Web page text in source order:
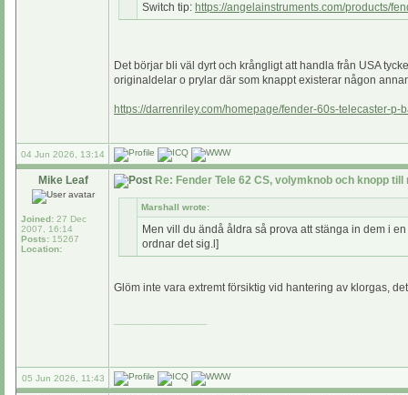
Switch tip: https://angelainstruments.com/products/
Det börjar bli väl dyrt och krångligt att handla från USA
originaldelar o prylar där som knappt existerar någon
https://darrenriley.com/homepage/fender-60s-telecaster-
04 Jun 2026, 13:14
Mike Leaf
Joined: 27 Dec
2007, 16:14
Posts: 15267
Location:
Re: Fender Tele 62 CS, volymknob och knopp
Marshall wrote:
Men vill du ändå åldra så prova att stänga in dem i
ordnar det sig.l]
Glöm inte vara extremt försiktig vid hantering av klorgas,
05 Jun 2026, 11:43